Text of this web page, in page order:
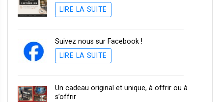
LIRE LA SUITE
Suivez nous sur Facebook !
LIRE LA SUITE
Un cadeau original et unique, à offrir ou à
s’offrir